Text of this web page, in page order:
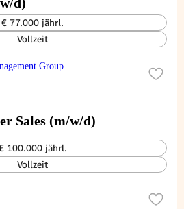
€ 77.000 jährl.
Vollzeit
Group
Sales (m/w/d)
100.000 jährl.
Vollzeit